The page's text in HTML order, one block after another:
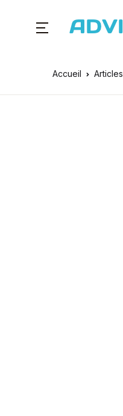
Accueil Articles